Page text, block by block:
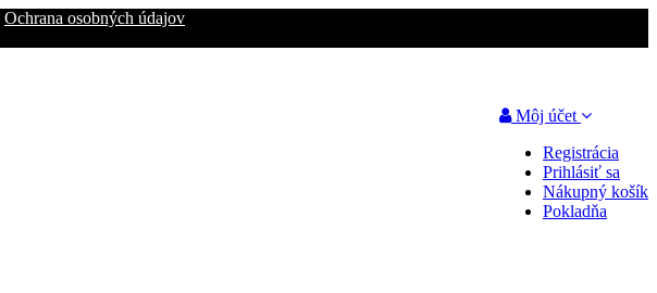
Ochrana osobných údajov
Môj účet
Registrácia
Prihlásiť sa
Nákupný košík
Pokladňa